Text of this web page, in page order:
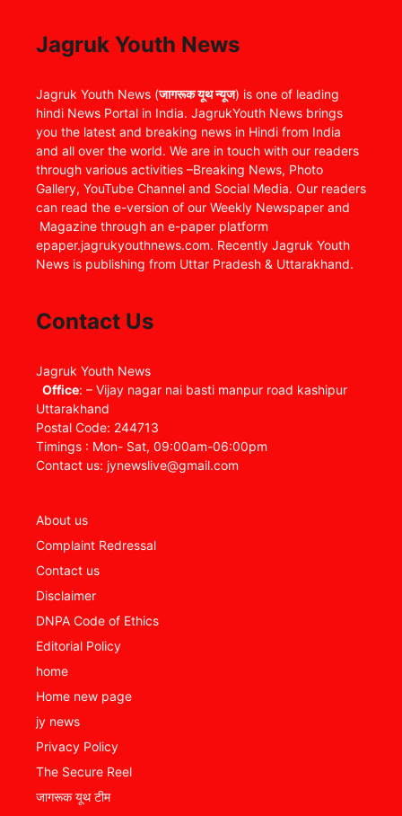
Jagruk Youth News
Jagruk Youth News (जागरूक यूथ न्यूज) is one of leading
hindi News Portal in India. JagrukYouth News brings
you the latest and breaking news in Hindi from India
and all over the world. We are in touch with our readers
through various activities –Breaking News, Photo
Gallery, YouTube Channel and Social Media. Our readers
can read the e-version of our Weekly Newspaper and
Magazine through an e-paper platform
epaper.jagrukyouthnews.com. Recently Jagruk Youth
News is publishing from Uttar Pradesh & Uttarakhand.
Contact Us
Jagruk Youth News
Office: – Vijay nagar nai basti manpur road kashipur
Uttarakhand
Postal Code: 244713
Timings : Mon- Sat, 09:00am-06:00pm
Contact us: jynewslive@gmail.com
About us
Complaint Redressal
Contact us
Disclaimer
DNPA Code of Ethics
Editorial Policy
home
Home new page
jy news
Privacy Policy
The Secure Reel
जागरूक यूथ टीम